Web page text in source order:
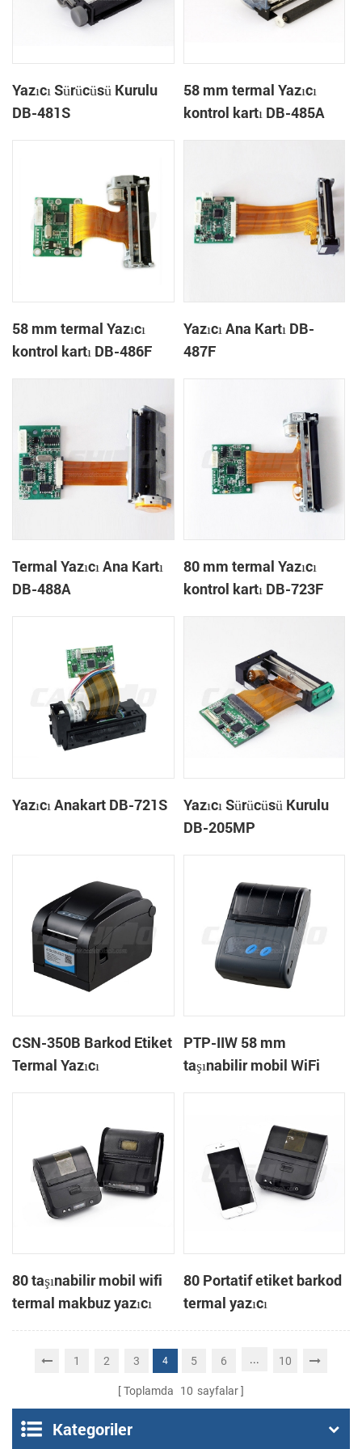
Yazıcı Sürücüsü Kurulu
DB-481S
58 mm termal Yazıcı
kontrol kartı DB-485A
58 mm termal Yazıcı
kontrol kartı DB-486F
Yazıcı Ana Kartı DB-
487F
Termal Yazıcı Ana Kartı
DB-488A
80 mm termal Yazıcı
kontrol kartı DB-723F
Yazıcı Anakart DB-721S
Yazıcı Sürücüsü Kurulu
DB-205MP
CSN-350B Barkod Etiket
Termal Yazıcı
PTP-IIW 58 mm
taşınabilir mobil WiFi
80 taşınabilir mobil wifi
termal makbuz yazıcı
80 Portatif etiket barkod
termal yazıcı
1 2 3 4 5 6 ... 10
Toplamda 10 sayfalar
Kategoriler